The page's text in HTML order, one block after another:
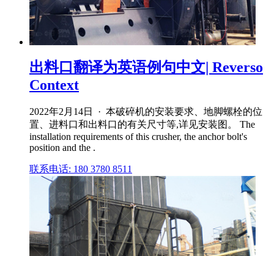
出料口翻译为英语例句中文| Reverso
Context
2022年2月14日 · 本破碎机的安装要求、地脚螺栓的位
置、进料口和出料口的有关尺寸等,详见安装图。 The
installation requirements of this crusher, the anchor bolt's
position and the .
联系电话: 180 3780 8511